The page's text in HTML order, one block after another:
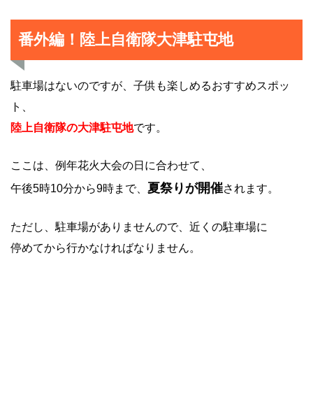
番外編！陸上自衛隊大津駐屯地
駐車場はないのですが、子供も楽しめるおすすめスポッ
ト、
陸上自衛隊の大津駐屯地です。
ここは、例年花火大会の日に合わせて、
午後5時10分から9時まで、 夏祭りが開催されます。
ただし、駐車場がありませんので、近くの駐車場に
停めてから行かなければなりません。